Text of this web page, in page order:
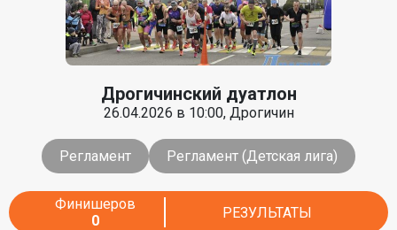
Дрогичинский дуатлон
26.04.2026 в 10:00, Дрогичин
Регламент Регламент (Детская лига)
Финишеров
0
РЕЗУЛЬТАТЫ